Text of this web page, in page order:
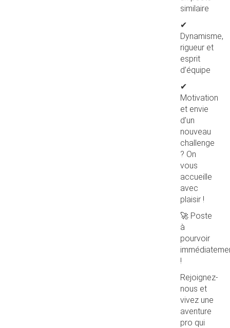
similaire
✔
Dynamisme,
rigueur et
esprit
d’équipe
✔
Motivation
et envie
d’un
nouveau
challenge
? On
vous
accueille
avec
plaisir !
🚀 Poste
à
pourvoir
!
Rejoignez-
nous et
vivez une
aventure
pro qui